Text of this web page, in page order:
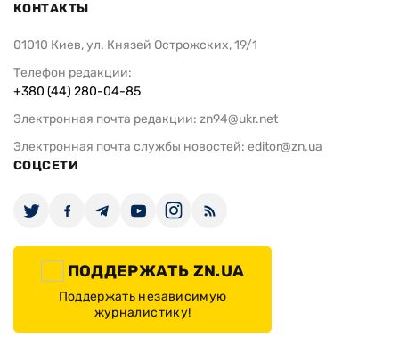
КОНТАКТЫ
01010 Киев, ул. Князей Острожских, 19/1
Телефон редакции:
+380 (44) 280-04-85
Электронная почта редакции: zn94@ukr.net
Электронная почта службы новостей: editor@zn.ua
СОЦСЕТИ
ПОДДЕРЖАТЬ ZN.UA
Поддержать независимую
журналистику!